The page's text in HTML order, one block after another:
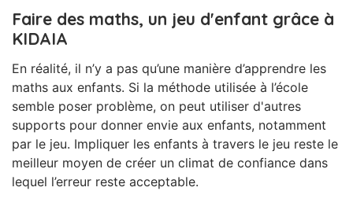
Faire des maths, un jeu d'enfant grâce à
KIDAIA
En réalité, il n’y a pas qu’une manière d’apprendre les
maths aux enfants. Si la méthode utilisée à l’école
semble poser problème, on peut utiliser d'autres
supports pour donner envie aux enfants, notamment
par le jeu. Impliquer les enfants à travers le jeu reste le
meilleur moyen de créer un climat de confiance dans
lequel l’erreur reste acceptable.